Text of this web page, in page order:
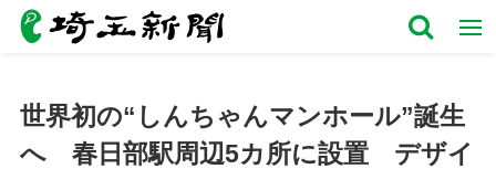
世界初の“しんちゃんマンホール”誕生
へ 春日部駅周辺5カ所に設置 デザイ